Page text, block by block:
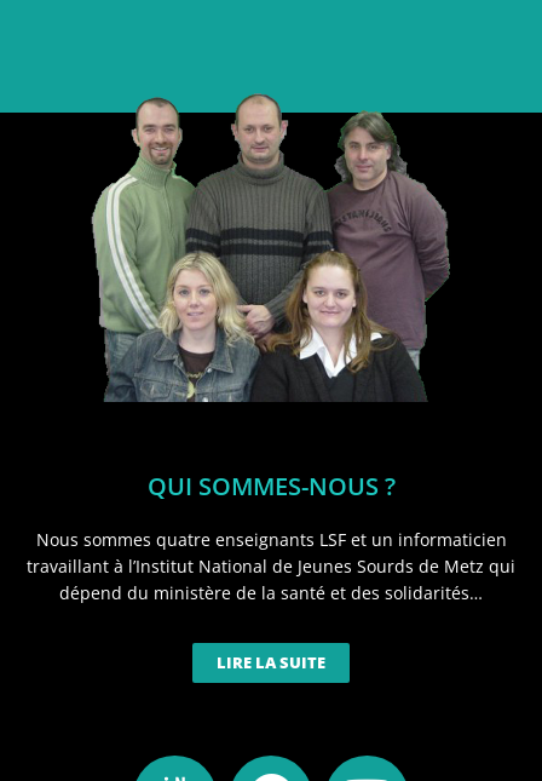
QUI SOMMES-NOUS ?
Nous sommes quatre enseignants LSF et un informaticien
travaillant à l’Institut National de Jeunes Sourds de Metz qui
dépend du ministère de la santé et des solidarités…
LIRE LA SUITE